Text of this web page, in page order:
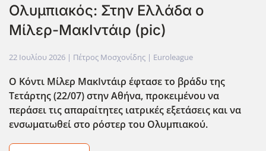
Ολυμπιακός: Στην Ελλάδα ο
Μίλερ-ΜακΙντάιρ (pic)
22 Ιουλίου 2026 | Πέτρος Μοσχονίδης | Euroleague
Ο Κόντι Μίλερ ΜακΙντάιρ έφτασε το βράδυ της
Τετάρτης (22/07) στην Αθήνα, προκειμένου να
περάσει τις απαραίτητες ιατρικές εξετάσεις και να
ενσωματωθεί στο ρόστερ του Ολυμπιακού.